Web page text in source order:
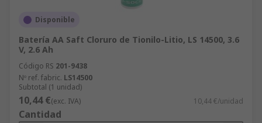
Disponible
Batería AA Saft Cloruro de Tionilo-Litio, LS 14500, 3.6
V, 2.6 Ah
Código RS 201-9438
Nº ref. fabric. LS14500
Subtotal (1 unidad)
10,44 €(exc. IVA) 10,44 €/unidad
Cantidad